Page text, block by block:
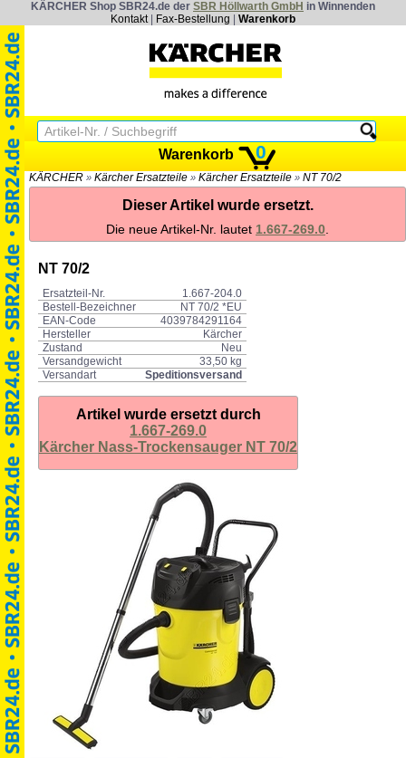
KÄRCHER Shop SBR24.de der SBR Höllwarth GmbH in Winnenden
Kontakt| Fax-Bestellung Warenkorb
Warenkorb 0
KÄRCHER » Kärcher Ersatzteile » Kärcher Ersatzteile » NT 70/2
Dieser Artikel wurde ersetzt.
Die neue Artikel-Nr. lautet 1.667-269.0.
NT 70/2
Ersatzteil-Nr.
1.667-204.0
Bestell-Bezeichner
NT 70/2 *EU
EAN-Code
4039784291164
Hersteller
Kärcher
Zustand
Neu
Versandgewicht
33,50 kg
Versandart
Speditionsversand
Artikel wurde ersetzt durch
1.667-269.0
Kärcher Nass-Trockensauger NT 70/2